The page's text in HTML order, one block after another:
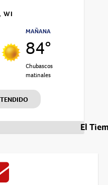
WI
MAÑANA
84°
Chubascos
matinales
El